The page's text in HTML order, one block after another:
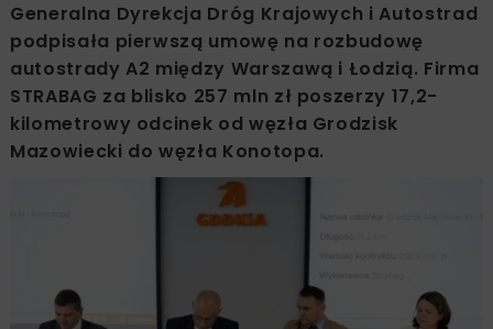
Generalna Dyrekcja Dróg Krajowych i Autostrad
podpisała pierwszą umowę na rozbudowę
autostrady A2 między Warszawą i Łodzią. Firma
STRABAG za blisko 257 mln zł poszerzy 17,2-
kilometrowy odcinek od węzła Grodzisk
Mazowiecki do węzła Konotopa.